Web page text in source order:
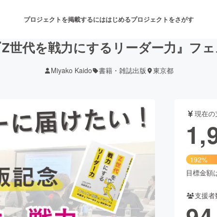
プロジェクトを掲載するにははじめるプロジェクトをさがす
音楽 舞台・パフォーマンス
ゲーム・サービス開発
書籍・雑誌出版
チャレンジ ビューティー・ヘルスケ
世代を戦力にするリーダー力』フ
Miyako Kaido 書籍・雑誌出版 東京都
現在
192%
目標金額
支援者